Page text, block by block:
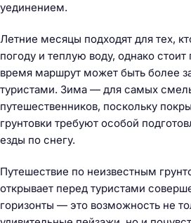
уединением.
Летние месяцы подходят для тех,
погоду и теплую воду, однако стоит
время маршрут может быть более
туристами. Зима — для самых
путешественников, поскольку
грунтовки требуют особой
езды по снегу.
Путешествие по неизвестным
открывает перед туристами
горизонты — это возможность не